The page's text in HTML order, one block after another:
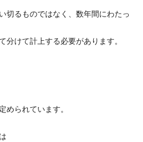
切るものではなく、数年間にわたっ
分けて計上する必要があります。
められています。